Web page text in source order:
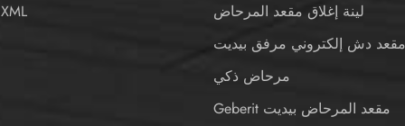
XML
لينة إغلاق مقعد المرحاض
دش إلكتروني مرفق بيديت
مرحاض ذكي
Geberit مقعد المرحاض بيديت